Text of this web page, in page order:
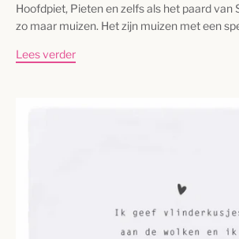
Hoofdpiet, Pieten en zelfs als het paard van
zo maar muizen. Het zijn muizen met een
Lees verder